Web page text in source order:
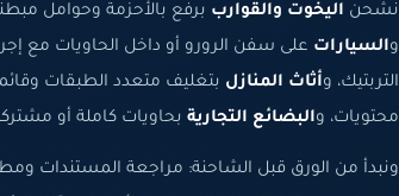
نشحن اليخوت والقوارب برفع بالأحزمة وحوامل
والسيارات على سفن الرورو أو داخل الحاويات مع
التربتيك، وأثاث المنازل بتغليف متعدد الطبقات
محتويات، والبضائع التجارية بحاويات كاملة أو
ونبدأ من الورق قبل الشاحنة: مراجعة المستندات